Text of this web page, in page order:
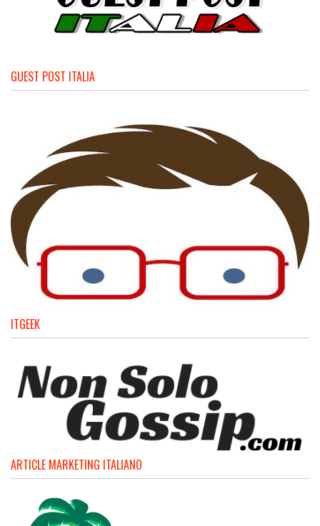
GUEST POST ITALIA
ITGEEK
ARTICLE MARKETING ITALIANO